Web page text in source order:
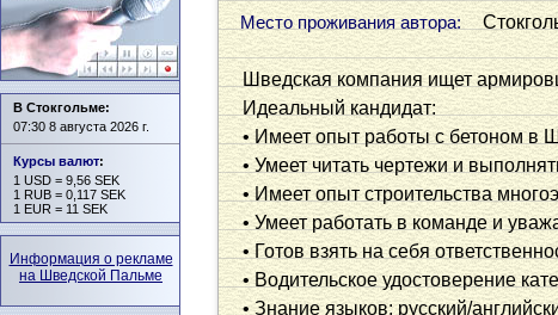
Место проживания автора:
Шведская компания ищет
Идеальный кандидат:
• Имеет опыт работы с бетоном в
• Умеет читать чертежи и
• Имеет опыт строительства
• Умеет работать в команде и
• Готов взять на себя
• Водительское удостоверение
• Знание языков: русский/
В Стокгольме:
07:30 8 августа 2026 г.
Курсы валют:
1 USD = 9,56 SEK
1 RUB = 0,117 SEK
1 EUR = 11 SEK
Информация о рекламе
на Шведской Пальме